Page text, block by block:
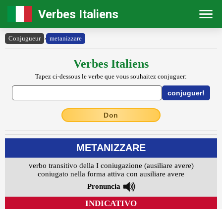
Verbes Italiens
Conjugueur › metanizzare
Verbes Italiens
Tapez ci-dessous le verbe que vous souhaitez conjuguer:
Don
METANIZZARE
verbo transitivo della I coniugazione (ausiliare avere)
coniugato nella forma attiva con ausiliare avere
Pronuncia
INDICATIVO